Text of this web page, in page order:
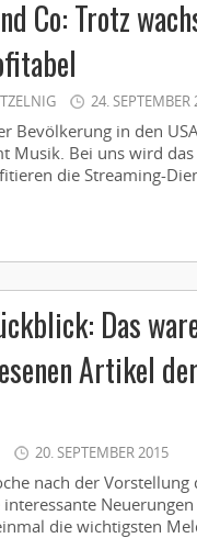
Co: Trotz
24. SEPTEMBER
Bevölkerung in den
Musik. Bei uns wird
die Streaming-
Das
Artikel
20. SEPTEMBER 2015
nach der Vorstellung
die wichtigsten